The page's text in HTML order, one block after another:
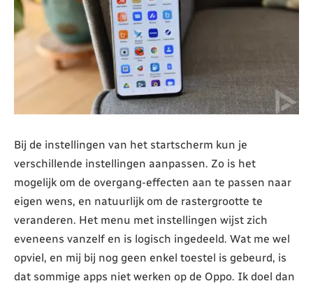
Bij de instellingen van het startscherm kun je
verschillende instellingen aanpassen. Zo is het
mogelijk om de overgang-effecten aan te passen naar
eigen wens, en natuurlijk om de rastergrootte te
veranderen. Het menu met instellingen wijst zich
eveneens vanzelf en is logisch ingedeeld. Wat me wel
opviel, en mij bij nog geen enkel toestel is gebeurd, is
dat sommige apps niet werken op de Oppo. Ik doel dan